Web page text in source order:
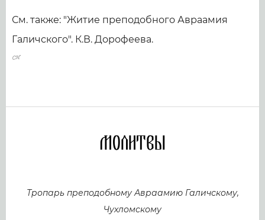
См. также: "Житие преподобного Авраамия
Галичского". К.В. Дорофеева.
Молитвы
Тропарь преподобному Авраамию Галичскому,
Чухломскому